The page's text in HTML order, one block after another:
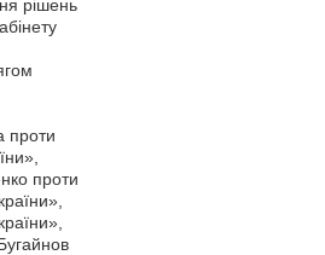
рішень
проти
проти